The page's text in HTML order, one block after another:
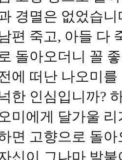
경멸은 없었습
편 죽고, 아들 다
로 돌아오더니 꼴
에 떠난 나오미
한 인심입니까?
오미에게 달가울
면 고향으로 돌
신이 그나마 발